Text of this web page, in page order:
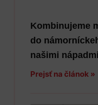
Kombinujeme
do
našimi nápadmi
Prejsť na článok »